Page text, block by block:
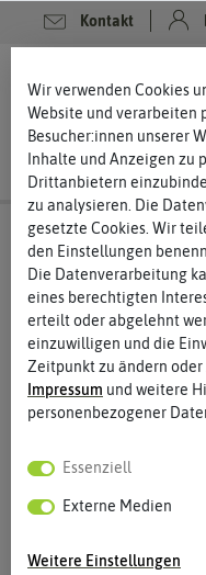
Kontakt
Wir verwenden Cookies
Website und verarbeiten
Besucher:innen unserer
Inhalte und Anzeigen zu
Drittanbietern
zu analysieren. Die
gesetzte Cookies. Wir
den Einstellungen
Die Datenverarbeitung
eines berechtigten
erteilt oder abgelehnt
einzuwilligen und die
Zeitpunkt zu ändern oder
Impressum und weitere
personenbezogener
Essenziell
Externe Medien
Weitere Einstellungen